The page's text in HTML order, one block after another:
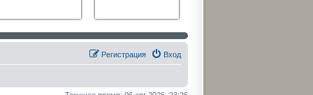
Вход
Регистрация